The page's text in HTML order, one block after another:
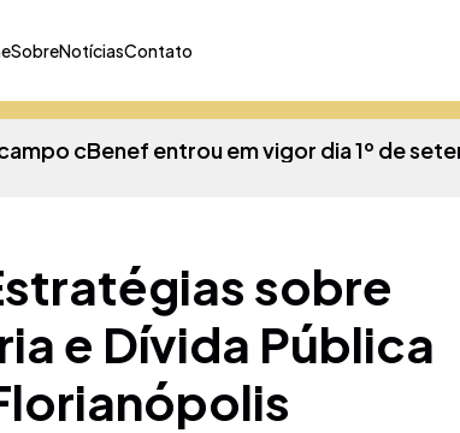
SobreNotíciasContato
sobre
e Dívida Pública